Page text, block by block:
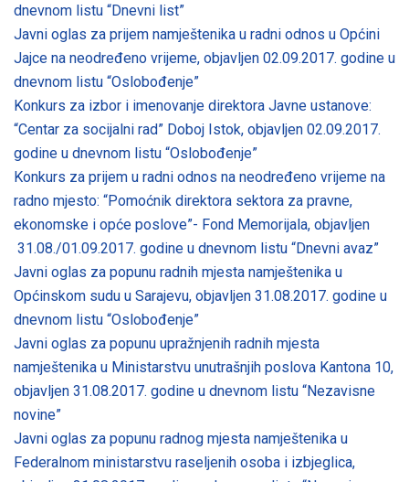
dnevnom listu “Dnevni list”
Javni oglas za prijem namještenika u radni odnos u Općini
Jajce na neodređeno vrijeme, objavljen 02.09.2017. godine u
dnevnom listu “Oslobođenje”
Konkurs za izbor i imenovanje direktora Javne ustanove:
“Centar za socijalni rad” Doboj Istok, objavljen 02.09.2017.
godine u dnevnom listu “Oslobođenje”
Konkurs za prijem u radni odnos na neodređeno vrijeme na
radno mjesto: “Pomoćnik direktora sektora za pravne,
ekonomske i opće poslove”- Fond Memorijala, objavljen
31.08./01.09.2017. godine u dnevnom listu “Dnevni avaz”
Javni oglas za popunu radnih mjesta namještenika u
Općinskom sudu u Sarajevu, objavljen 31.08.2017. godine u
dnevnom listu “Oslobođenje”
Javni oglas za popunu upražnjenih radnih mjesta
namještenika u Ministarstvu unutrašnjih poslova Kantona 10,
objavljen 31.08.2017. godine u dnevnom listu “Nezavisne
novine”
Javni oglas za popunu radnog mjesta namještenika u
Federalnom ministarstvu raseljenih osoba i izbjeglica,